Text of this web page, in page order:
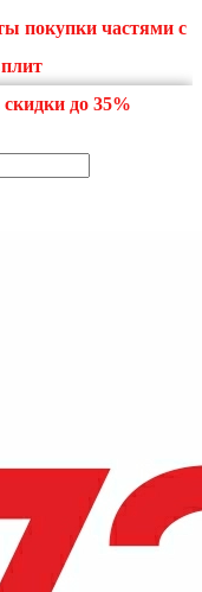
покупки частями с
до 35%